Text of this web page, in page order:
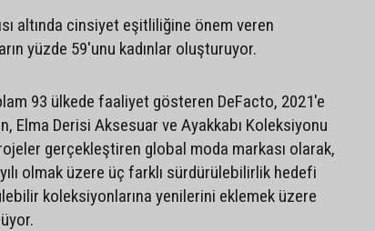
altında cinsiyet eşitliliğine önem veren
yüzde 59'unu kadınlar oluşturuyor.
93 ülkede faaliyet gösteren DeFacto, 2021'e
Elma Derisi Aksesuar ve Ayakkabı Koleksiyonu
gerçekleştiren global moda markası olarak,
olmak üzere üç farklı sürdürülebilirlik hedefi
koleksiyonlarına yenilerini eklemek üzere